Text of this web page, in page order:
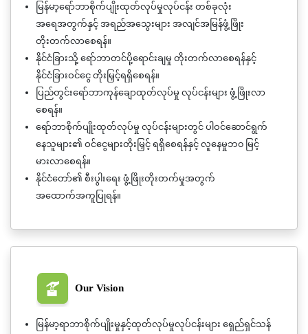
မြန်မာ့ရော်ဘာစိုက်ပျိုးထုတ်လုပ်မှုလုပ်ငန်း တစ်ခုလုံး
အရေအတွက်နှင့် အရည်အသွေးများ အလျင်အမြန်ဖွံ့ဖြိုး
တိုးတက်လာစေရန်။
နိုင်ငံခြားသို့ ရော်ဘာတင်ပို့ရောင်းချမှု တိုးတက်လာစေရန်နှင့်
နိုင်ငံခြားဝင်ငွေ တိုးမြှင့်ရရှိစေရန်။
ပြည်တွင်းရော်ဘာကုန်ချောထုတ်လုပ်မှု လုပ်ငန်းများ ဖွံ့ဖြိုးလာ
စေရန်။
ရော်ဘာစိုက်ပျိုးထုတ်လုပ်မှု လုပ်ငန်းများတွင် ပါဝင်ဆောင်ရွက်
နေသူများ၏ ဝင်ငွေများတိုးမြှင့် ရရှိစေရန်နှင့် လူနေမှုဘ၀ မြင့်
မားလာစေရန်။
နိုင်ငံတော်၏ စီးပွါးရေး ဖွံ့ဖြိုးတိုးတက်မှုအတွက်
အထောက်အကူပြုရန်။
Our Vision
မြန်မာ့ရာဘာစိုက်ပျိုးမှုနှင့်ထုတ်လုပ်မှုလုပ်ငန်းများ ရှေည်ရှင်သန်